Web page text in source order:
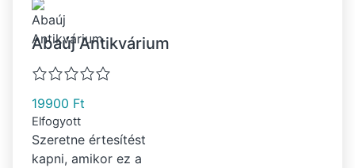
Abaúj Antikvárium
19900 Ft
Elfogyott
Szeretne értesítést
kapni, amikor ez a